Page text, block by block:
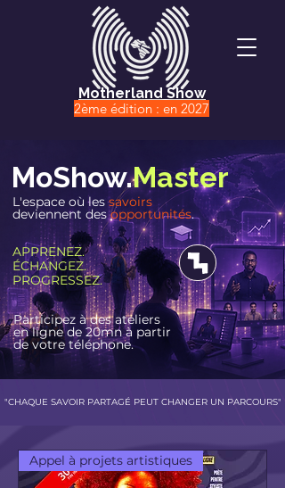
Motherland Show
2ème édition : en 2027
MoShow.Master
L'espace où lessavoirs
deviennent desopportunités.
APPRENEZ.
ÉCHANGEZ.
PROGRESSEZ.
Participez à des ateliers
en ligne de 20mn à partir
de votre téléphone.
"CHAQUE SAVOIR PARTAGÉ PEUT CHANGER UN PARCOURS"
Appel à projets artistiques